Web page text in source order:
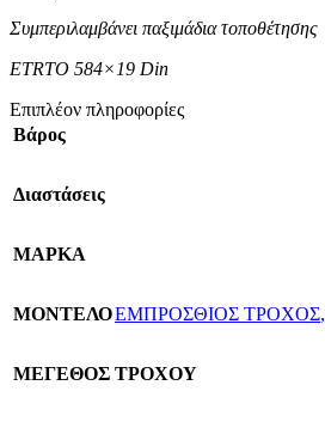
Συμπεριλαμβάνει παξιμάδια τοποθέτησης
ETRTO 584×19 Din
Επιπλέον πληροφορίες
Βάρος
Διαστάσεις
ΜΑΡΚΑ
ΜΟΝΤΕΛΟΕΜΠΡΟΣΘΙΟΣ ΤΡΟΧΟΣ,
ΜΕΓΕΘΟΣ ΤΡΟΧΟΥ